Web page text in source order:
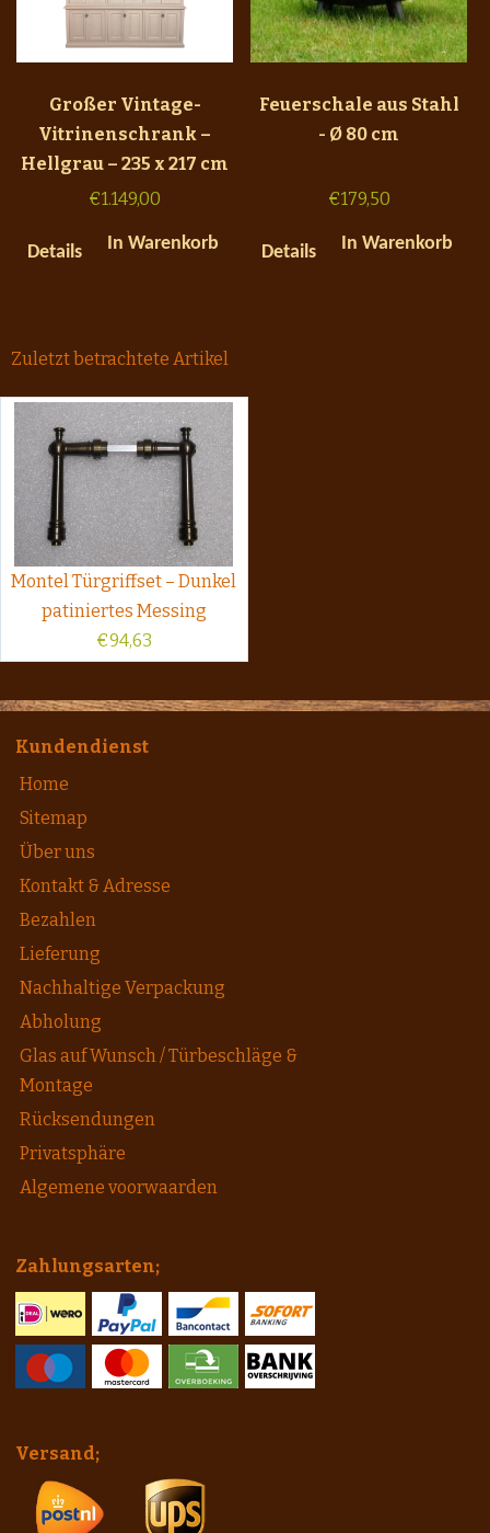
Großer Vintage-
Vitrinenschrank –
Hellgrau – 235 x 217 cm
€1.149,00
Details In Warenkorb
Feuerschale aus Stahl
- Ø 80 cm
€179,50
Details In Warenkorb
Zuletzt betrachtete Artikel
Montel Türgriffset – Dunkel
patiniertes Messing
€94,63
Kundendienst
Home
Sitemap
Über uns
Kontakt & Adresse
Bezahlen
Lieferung
Nachhaltige Verpackung
Abholung
Glas auf Wunsch / Türbeschläge &
Montage
Rücksendungen
Privatsphäre
Algemene voorwaarden
Zahlungsarten;
Versand;